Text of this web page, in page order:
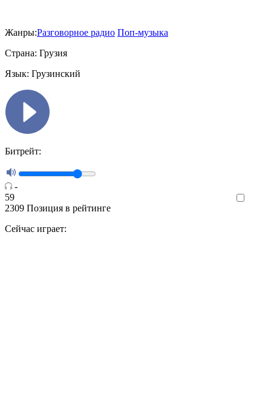
Жанры:Разговорное радио Поп-музыка
Страна: Грузия
Язык: Грузинский
Битрейт:
-
59
2309 Позиция в рейтинге
Сейчас играет: